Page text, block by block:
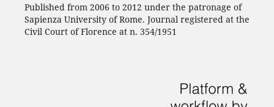
Published from 2006 to 2012 under the patronage of
Sapienza University of Rome. Journal registered at the
Civil Court of Florence at n. 354/1951